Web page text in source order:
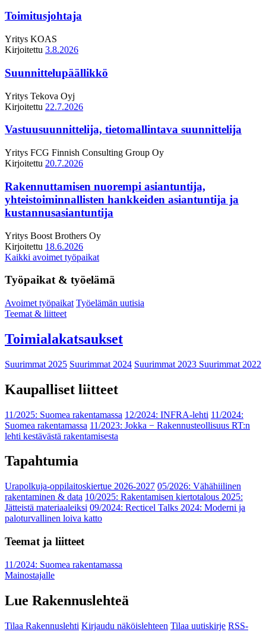
Toimitusjohtaja
Yritys KOAS
Kirjoitettu 3.8.2026
Suunnittelupäällikkö
Yritys Tekova Oyj
Kirjoitettu 22.7.2026
Vastuusuunnittelija, tietomallintava suunnittelija
Yritys FCG Finnish Consulting Group Oy
Kirjoitettu 20.7.2026
Rakennuttamisen nuorempi asiantuntija,
yhteistoiminnallisten hankkeiden asiantuntija ja
kustannusasiantuntija
Yritys Boost Brothers Oy
Kirjoitettu 18.6.2026
Kaikki avoimet työpaikat
Työpaikat & työelämä
Avoimet työpaikat Työelämän uutisia
Teemat & liitteet
Toimialakatsaukset
Suurimmat 2025 Suurimmat 2024 Suurimmat 2023 Suurimmat 2022
Kaupalliset liitteet
11/2025: Suomea rakentamassa 12/2024: INFRA-lehti 11/2024:
Suomea rakentamassa 11/2023: Jokka − Rakennusteollisuus RT:n
lehti kestävästä rakentamisesta
Tapahtumia
Urapolkuja-oppilaitoskiertue 2026-2027 05/2026: Vähähiilinen
rakentaminen & data 10/2025: Rakentamisen kiertotalous 2025:
Jätteistä materiaaleiksi 09/2024: Recticel Talks 2024: Moderni ja
paloturvallinen loiva katto
Teemat ja liitteet
11/2024: Suomea rakentamassa
Mainostajalle
Lue Rakennuslehteä
Tilaa Rakennuslehti Kirjaudu näköislehteen Tilaa uutiskirje RSS-